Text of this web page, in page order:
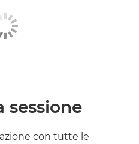
sessione
con tutte le